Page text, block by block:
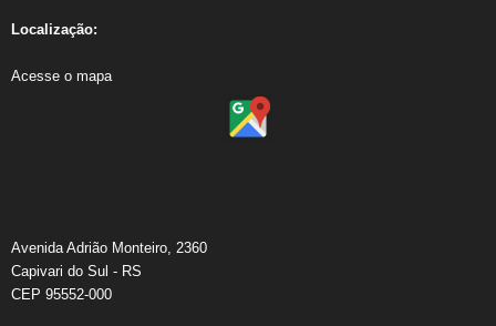
Localização:
Acesse o mapa
Avenida Adrião Monteiro, 2360
Capivari do Sul - RS
CEP 95552-000